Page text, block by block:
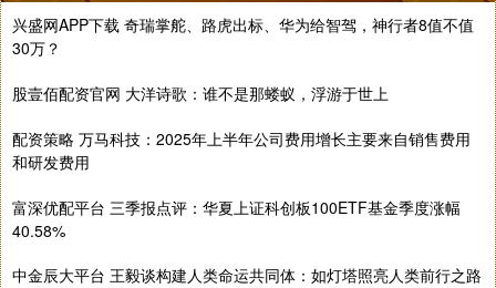
兴盛网APP下载 奇瑞掌舵、路虎出标、华为给智驾，神行者8值不值
30万？
股壹佰配资官网 大洋诗歌：谁不是那蝼蚁，浮游于世上
配资策略 万马科技：2025年上半年公司费用增长主要来自销售费用
和研发费用
富深优配平台 三季报点评：华夏上证科创板100ETF基金季度涨幅
40.58%
中金辰大平台 王毅谈构建人类命运共同体：如灯塔照亮人类前行之路